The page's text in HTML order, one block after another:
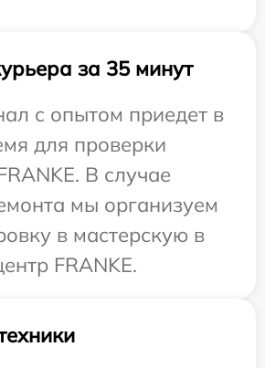
за 35 минут
с опытом приедет в
для проверки
В случае
мы организуем
в мастерскую в
FRANKE.